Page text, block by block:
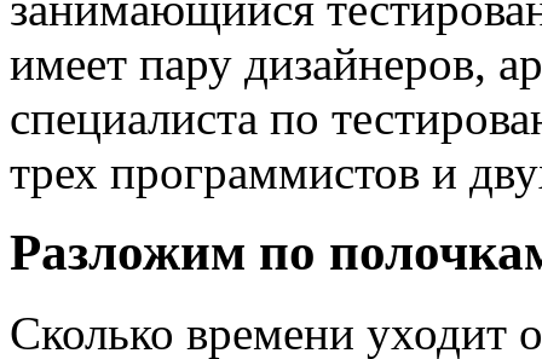
имеет пару дизайнеров,
специалиста по
трех программистов и
Разложим по
Сколько времени уходит